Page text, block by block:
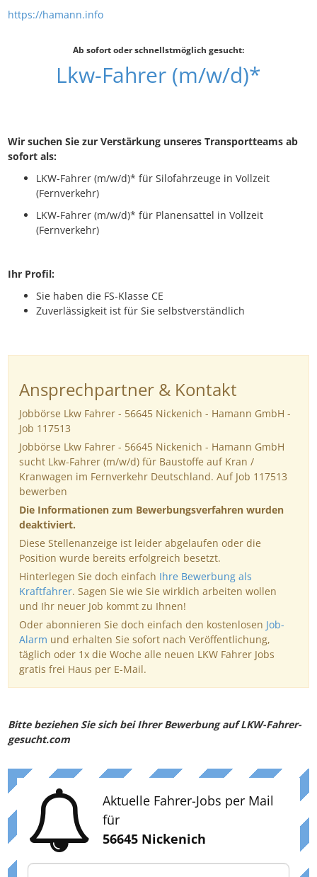
https://hamann.info
Ab sofort oder schnellstmöglich gesucht:
Lkw-Fahrer (m/w/d)*
Wir suchen Sie zur Verstärkung unseres Transportteams ab
sofort als:
LKW-Fahrer (m/w/d)* für Silofahrzeuge in Vollzeit
(Fernverkehr)
LKW-Fahrer (m/w/d)* für Planensattel in Vollzeit
(Fernverkehr)
Ihr Profil:
Sie haben die FS-Klasse CE
Zuverlässigkeit ist für Sie selbstverständlich
Ansprechpartner & Kontakt
Jobbörse Lkw Fahrer - 56645 Nickenich - Hamann GmbH -
Job 117513
Jobbörse Lkw Fahrer - 56645 Nickenich - Hamann GmbH
sucht Lkw-Fahrer (m/w/d) für Baustoffe auf Kran /
Kranwagen im Fernverkehr Deutschland. Auf Job 117513
bewerben
Die Informationen zum Bewerbungsverfahren wurden
deaktiviert.
Diese Stellenanzeige ist leider abgelaufen oder die
Position wurde bereits erfolgreich besetzt.
Hinterlegen Sie doch einfach Ihre Bewerbung als
Kraftfahrer. Sagen Sie wie Sie wirklich arbeiten wollen
und Ihr neuer Job kommt zu Ihnen!
Oder abonnieren Sie doch einfach den kostenlosen Job-
Alarm und erhalten Sie sofort nach Veröffentlichung,
täglich oder 1x die Woche alle neuen LKW Fahrer Jobs
gratis frei Haus per E-Mail.
Bitte beziehen Sie sich bei Ihrer Bewerbung auf LKW-Fahrer-
gesucht.com
Aktuelle Fahrer-Jobs per Mail
für
56645 Nickenich